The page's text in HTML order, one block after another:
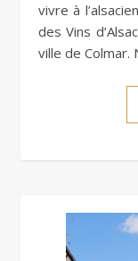
vivre à
des Vins
ville de Colmar.